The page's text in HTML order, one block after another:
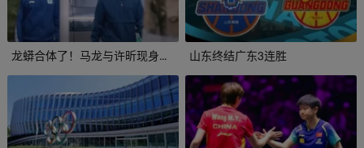
龙蟒合体了！马龙与许昕现身成都并肩谈笑 山东终结广东3连胜